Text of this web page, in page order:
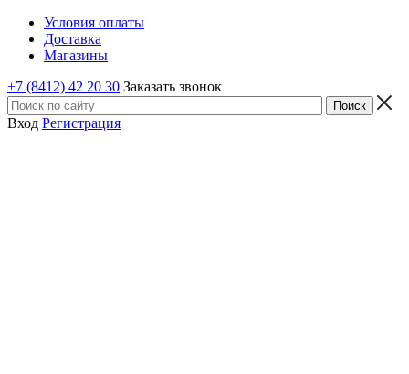
Условия оплаты
Доставка
Магазины
+7 (8412) 42 20 30 Заказать звонок
Вход Регистрация